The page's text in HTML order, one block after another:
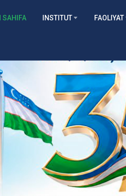
SAHIFA INSTITUT FAOLIYAT